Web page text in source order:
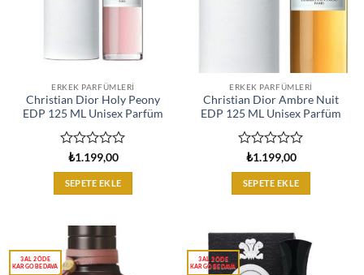
ERKEK PARFÜMLERI
Christian Dior Holy Peony
EDP 125 ML Unisex Parfüm
üzerinden
0
oy
₺1.199,00
SEPETE EKLE
ERKEK PARFÜMLERI
Christian Dior Ambre Nuit
EDP 125 ML Unisex Parfüm
üzerinden
0
oy
₺1.199,00
SEPETE EKLE